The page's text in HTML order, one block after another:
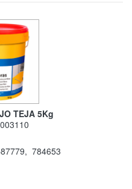
TEJA 5Kg
, 784653